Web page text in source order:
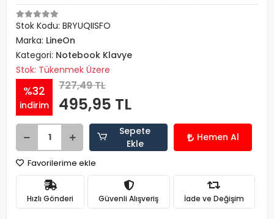
Stok Kodu: BRYUQIISFO
Marka: LineOn
Kategori: Notebook Klavye
Stok: Tükenmek Üzere
%32
indirim
727,49 TL
495,95 TL
Sepete
Ekle
Hemen Al
Favorilerime ekle
Hızlı Gönderi Güvenli Alışveriş İade ve Değişim